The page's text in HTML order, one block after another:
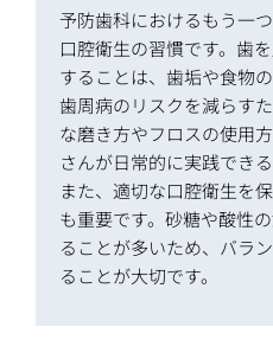
予防歯科におけるもう一
口腔衛生の習慣です。歯
することは、歯垢や食物
歯周病のリスクを減らす
な磨き方やフロスの使用
さんが日常的に実践でき
また、適切な口腔衛生を
も重要です。砂糖や酸性
ることが多いため、バラ
ることが大切です。